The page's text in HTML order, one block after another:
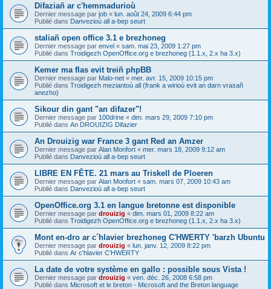
Difaziañ ar c'hemmadurioù
Dernier message par job « lun. août 24, 2009 6:44 pm
Publié dans Danvezioù all a-bep seurt
staliañ open office 3.1 e brezhoneg
Dernier message par envel « sam. mai 23, 2009 1:27 pm
Publié dans Troidigezh OpenOffice.org e brezhoneg (1.1.x, 2.x ha 3.x)
Kemer ma flas evit treiñ phpBB
Dernier message par Malo-net « mer. avr. 15, 2009 10:15 pm
Publié dans Troidigezh meziantoù all (frank a wirioù evit an darn vrasañ
anezho)
Sikour din gant "an difazer"!
Dernier message par 100drine « dim. mars 29, 2009 7:10 pm
Publié dans An DROUIZIG Difazier
An Drouizig war France 3 gant Red an Amzer
Dernier message par Alan Monfort « mer. mars 18, 2009 9:12 am
Publié dans Danvezioù all a-bep seurt
LIBRE EN FÊTE. 21 mars au Triskell de Ploeren
Dernier message par Alan Monfort « sam. mars 07, 2009 10:43 am
Publié dans Danvezioù all a-bep seurt
OpenOffice.org 3.1 en langue bretonne est disponible
Dernier message par drouizig « dim. mars 01, 2009 8:22 am
Publié dans Troidigezh OpenOffice.org e brezhoneg (1.1.x, 2.x ha 3.x)
Mont en-dro ar c´hlavier brezhoneg C'HWERTY 'barzh Ubuntu
Dernier message par drouizig « lun. janv. 12, 2009 8:22 pm
Publié dans Ar c'hlavier C'HWERTY
La date de votre système en gallo : possible sous Vista !
Dernier message par drouizig « ven. déc. 26, 2008 6:58 pm
Publié dans Microsoft et le breton - Microsoft and the Breton language